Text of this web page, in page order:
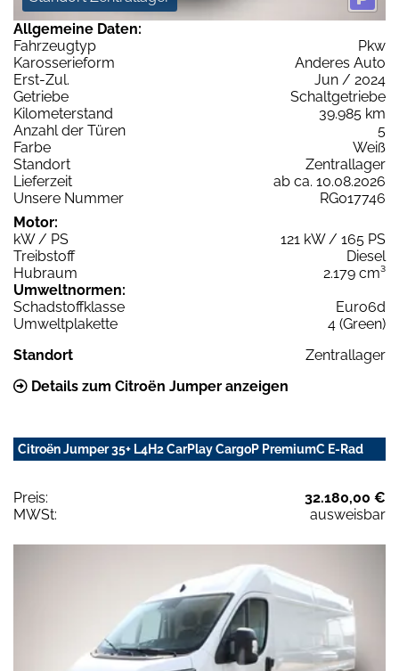
Allgemeine Daten:
Fahrzeugtyp
Pkw
Karosserieform
Anderes Auto
Erst-Zul.
Jun / 2024
Getriebe
Schaltgetriebe
Kilometerstand
39.985 km
Anzahl der Türen
5
Farbe
Weiß
Standort
Zentrallager
Lieferzeit
ab ca. 10.08.2026
Unsere Nummer
RG017746
Motor:
kW / PS
121 kW / 165 PS
Treibstoff
Diesel
Hubraum
2.179 cm³
Umweltnormen:
Schadstoffklasse
Euro6d
Umweltplakette
4 (Green)
Standort
Zentrallager
Details zum Citroën Jumper anzeigen
Citroën Jumper 35+ L4H2 CarPlay CargoP PremiumC E-Rad
Preis:
32.180,00 €
MWSt:
ausweisbar